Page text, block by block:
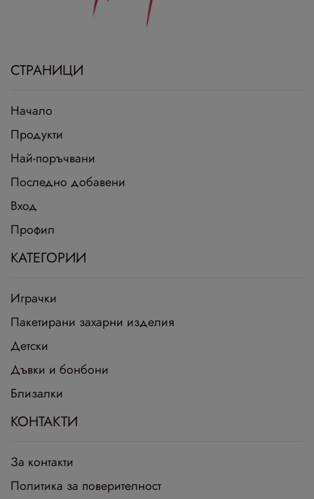
СТРАНИЦИ
Начало
Продукти
Най-поръчвани
Последно добавени
Вход
Профил
КАТЕГОРИИ
Играчки
Пакетирани захарни изделия
Детски
Дъвки и бонбони
Близалки
КОНТАКТИ
За контакти
Политика за поверителност